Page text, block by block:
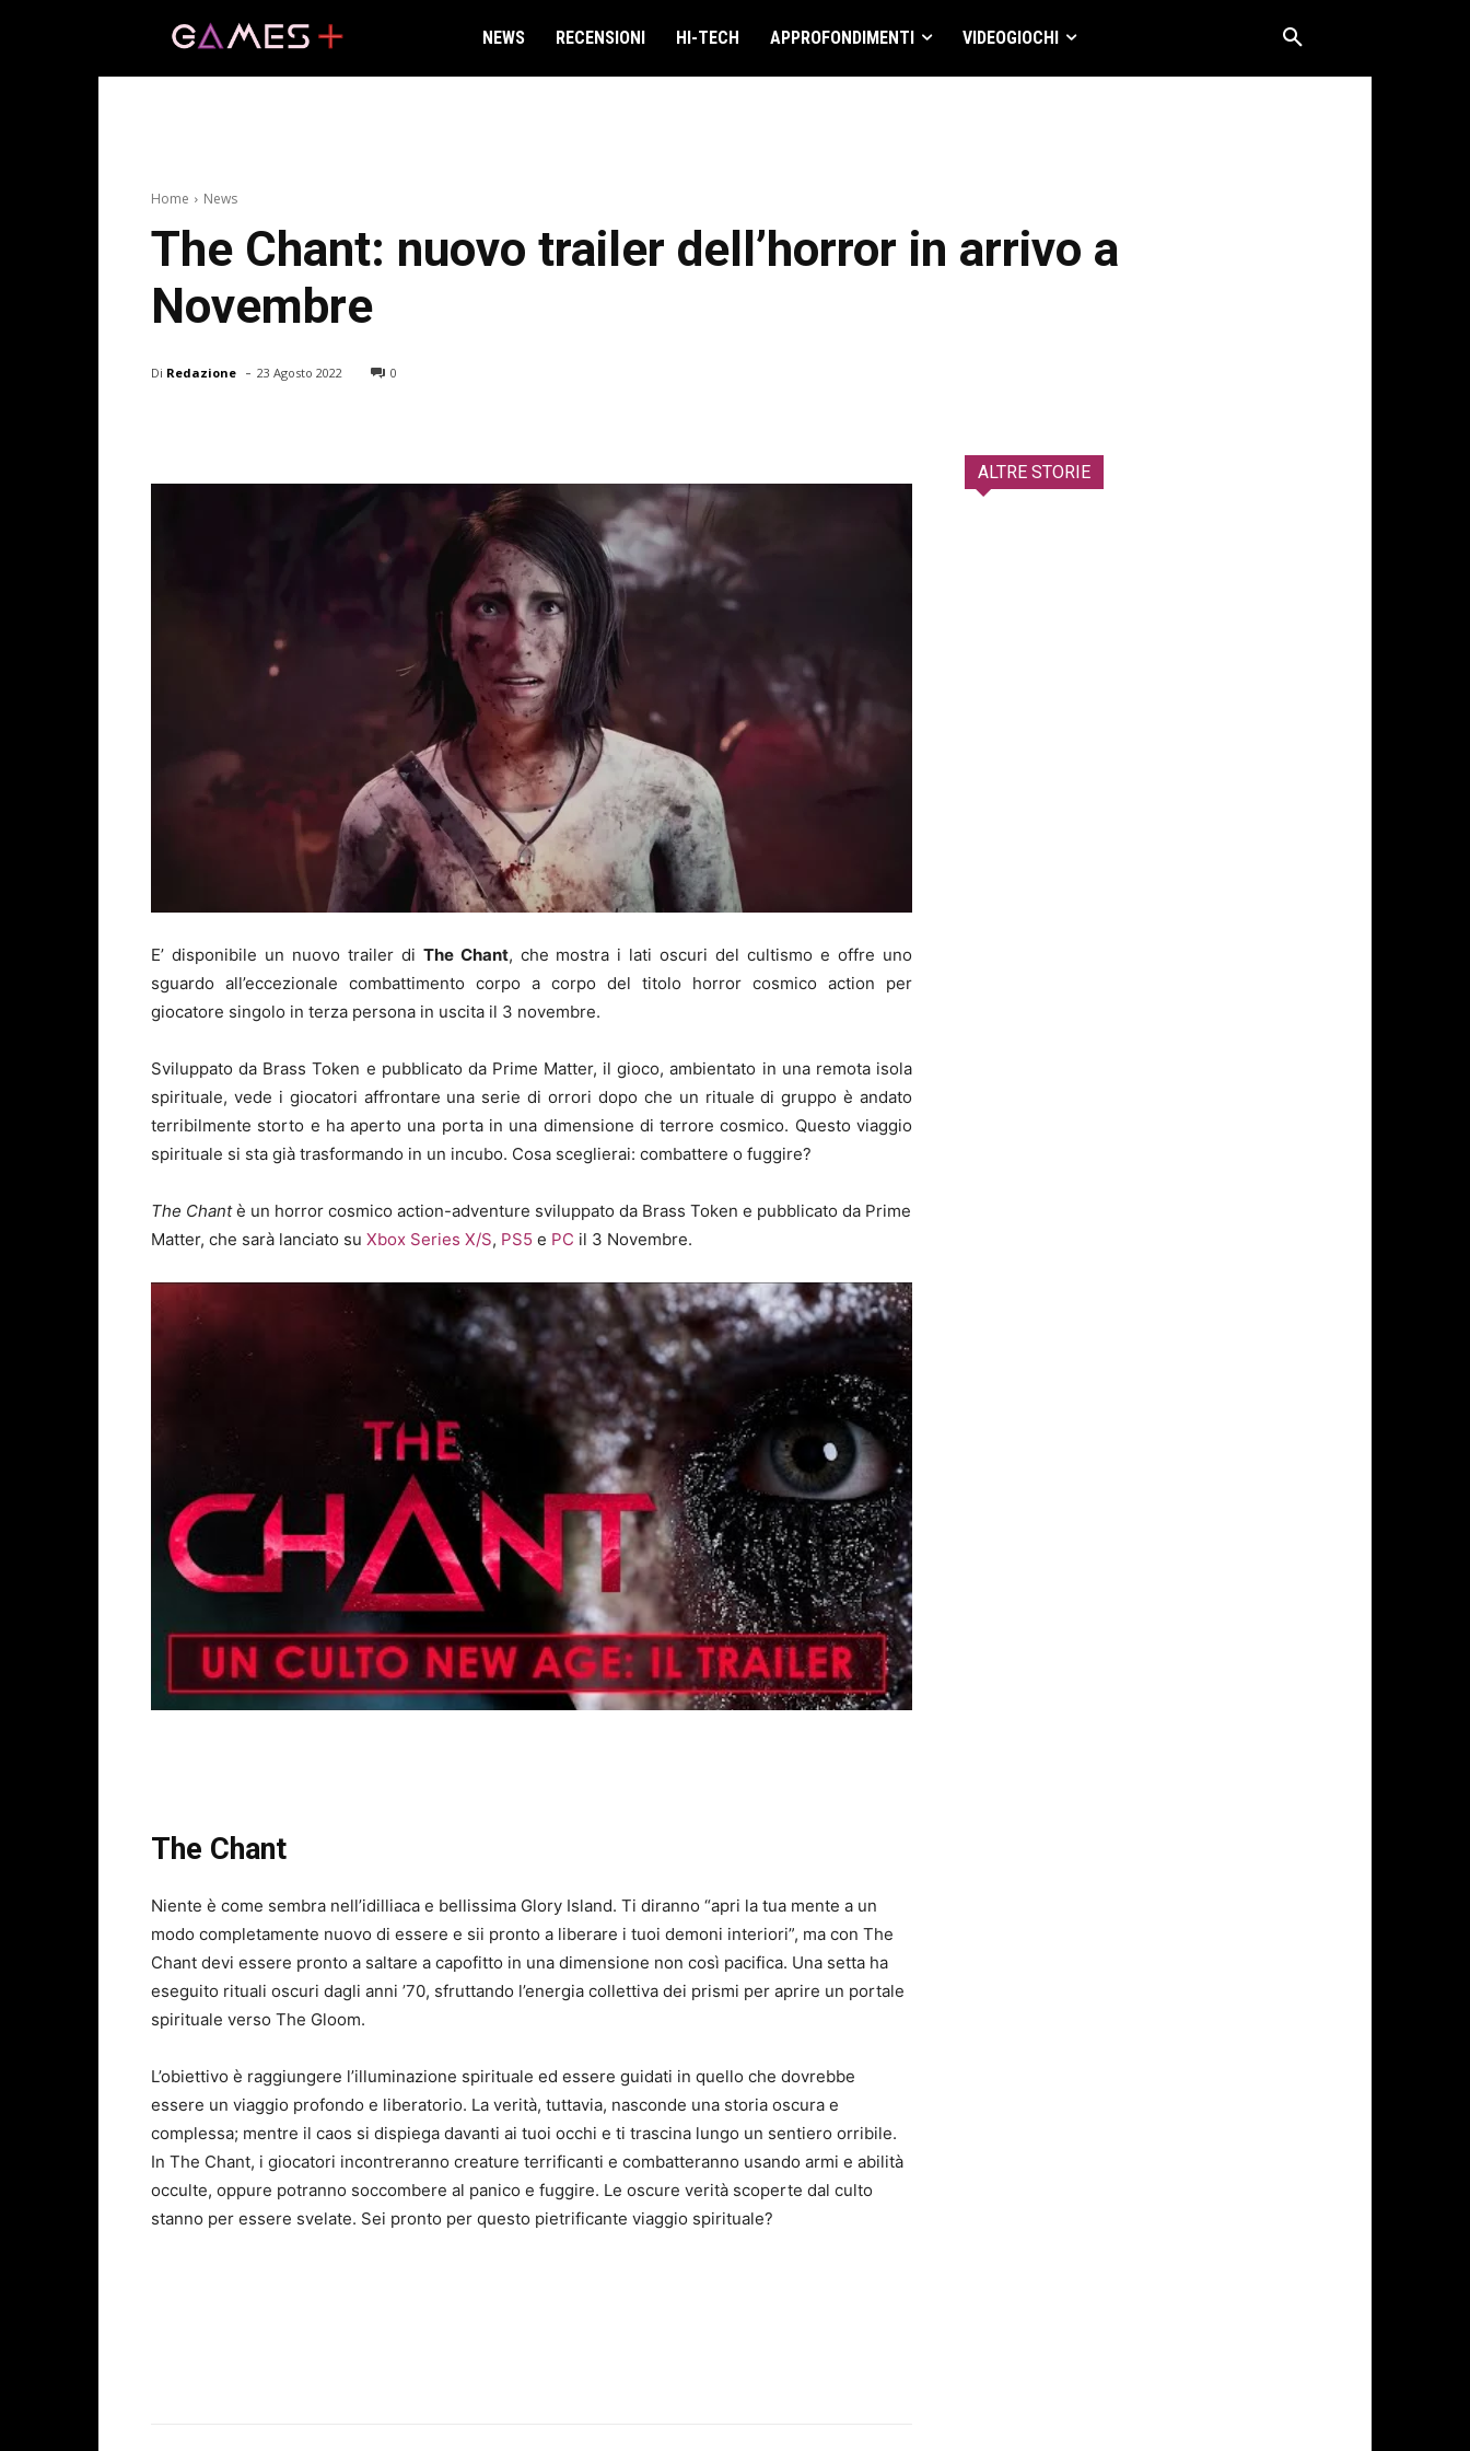
NEWS RECENSIONI HI-TECH APPROFONDIMENTI VIDEOGIOCHI
Home News
The Chant: nuovo trailer dell’horror in arrivo a
Novembre
Di Redazione - 23 Agosto 2022 0
E’ disponibile un nuovo trailer di The Chant, che mostra i lati oscuri del cultismo e offre uno
sguardo all’eccezionale combattimento corpo a corpo del titolo horror cosmico action per
giocatore singolo in terza persona in uscita il 3 novembre.
Sviluppato da Brass Token e pubblicato da Prime Matter, il gioco, ambientato in una remota isola
spirituale, vede i giocatori affrontare una serie di orrori dopo che un rituale di gruppo è andato
terribilmente storto e ha aperto una porta in una dimensione di terrore cosmico. Questo viaggio
spirituale si sta già trasformando in un incubo. Cosa sceglierai: combattere o fuggire?
The Chantè un horror cosmico action-adventure sviluppato da Brass Token e pubblicato da Prime
Matter, che sarà lanciato su Xbox Series X/S, PS5 e PC il 3 Novembre.
The Chant
Niente è come sembra nell’idilliaca e bellissima Glory Island. Ti diranno “apri la tua mente a un
modo completamente nuovo di essere e sii pronto a liberare i tuoi demoni interiori”, ma con The
Chant devi essere pronto a saltare a capofitto in una dimensione non così pacifica. Una setta ha
eseguito rituali oscuri dagli anni ’70, sfruttando l’energia collettiva dei prismi per aprire un portale
spirituale verso The Gloom.
L’obiettivo è raggiungere l’illuminazione spirituale ed essere guidati in quello che dovrebbe
essere un viaggio profondo e liberatorio. La verità, tuttavia, nasconde una storia oscura e
complessa; mentre il caos si dispiega davanti ai tuoi occhi e ti trascina lungo un sentiero orribile.
In The Chant, i giocatori incontreranno creature terrificanti e combatteranno usando armi e abilità
occulte, oppure potranno soccombere al panico e fuggire. Le oscure verità scoperte dal culto
stanno per essere svelate. Sei pronto per questo pietrificante viaggio spirituale?
ALTRE STORIE